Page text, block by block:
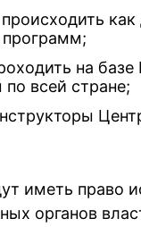
происходить
программ;
на
по всей стране;
иметь право
органов